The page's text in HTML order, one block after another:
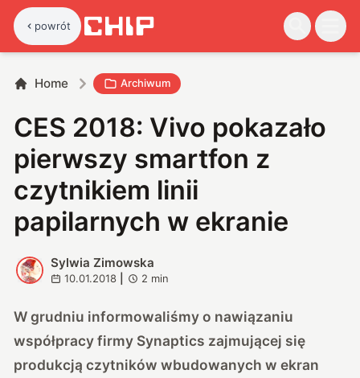
powrót
Home Archiwum
CES 2018: Vivo pokazało
pierwszy smartfon z
czytnikiem linii
papilarnych w ekranie
S
Sylwia Zimowska
10.01.2018 2 min
Wgrudniu informowaliśmyo nawiązaniu
współpracy firmy Synaptics zajmującej się
produkcją czytników wbudowanych w ekran